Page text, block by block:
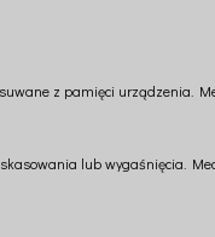
z pamięci urządzenia.
lub wygaśnięcia.